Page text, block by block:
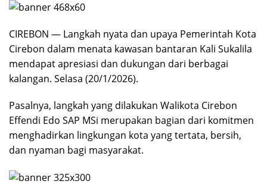
CIREBON — Langkah nyata dan upaya Pemerintah Kota
Cirebon dalam menata kawasan bantaran Kali Sukalila
mendapat apresiasi dan dukungan dari berbagai
kalangan. Selasa (20/1/2026).
Pasalnya, langkah yang dilakukan Walikota Cirebon
Effendi Edo SAP MSi merupakan bagian dari komitmen
menghadirkan lingkungan kota yang tertata, bersih,
dan nyaman bagi masyarakat.